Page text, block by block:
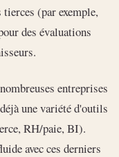
tierces (par exemple,
des évaluations
entreprises
une variété d'outils
RH/paie, BI).
avec ces derniers